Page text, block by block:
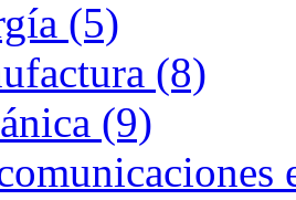
(5)
(8)
(9)